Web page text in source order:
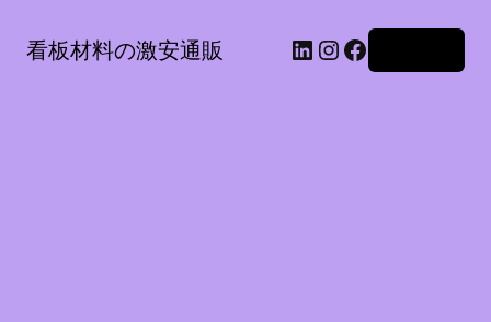
看板材料の激安通販 LinkedIn Instagram Facebook